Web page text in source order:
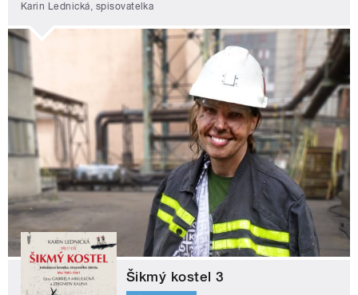
Karin Lednická, spisovatelka
Šikmý kostel 3